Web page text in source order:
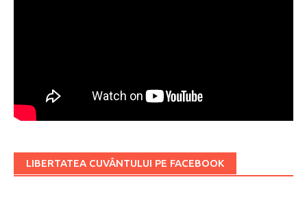
LIBERTATEA CUVÂNTULUI PE FACEBOOK